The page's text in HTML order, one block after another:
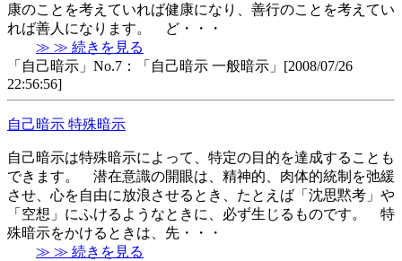
康のことを考えていれば健康になり、善行のことを考えてい
れば善人になります。 ど・・・
≫ ≫ 続きを見る
「自己暗示」No.7：「自己暗示 一般暗示」[2008/07/26
22:56:56]
自己暗示 特殊暗示
自己暗示は特殊暗示によって、特定の目的を達成することも
できます。 潜在意識の開眼は、精神的、肉体的統制を弛緩
させ、心を自由に放浪させるとき、たとえば「沈思黙考」や
「空想」にふけるようなときに、必ず生じるものです。 特
殊暗示をかけるときは、先・・・
≫ ≫ 続きを見る